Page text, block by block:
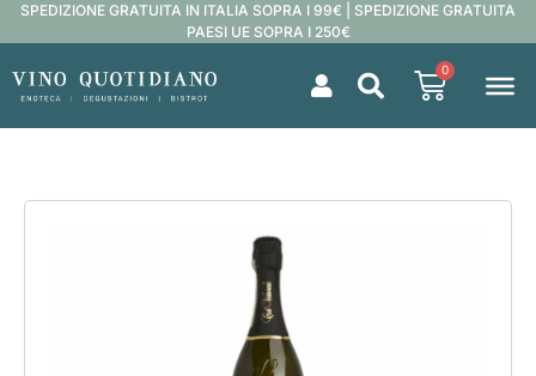
SPEDIZIONE GRATUITA IN ITALIA SOPRA I 99€ | SPEDIZIONE GRATUITA
PAESI UE SOPRA I 250€
0